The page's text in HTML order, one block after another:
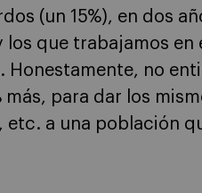
(un 15%), en dos
los que trabajamos
Honestamente, no
más, para dar los
a una población